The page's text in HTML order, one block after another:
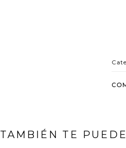
TAMBIÉN TE